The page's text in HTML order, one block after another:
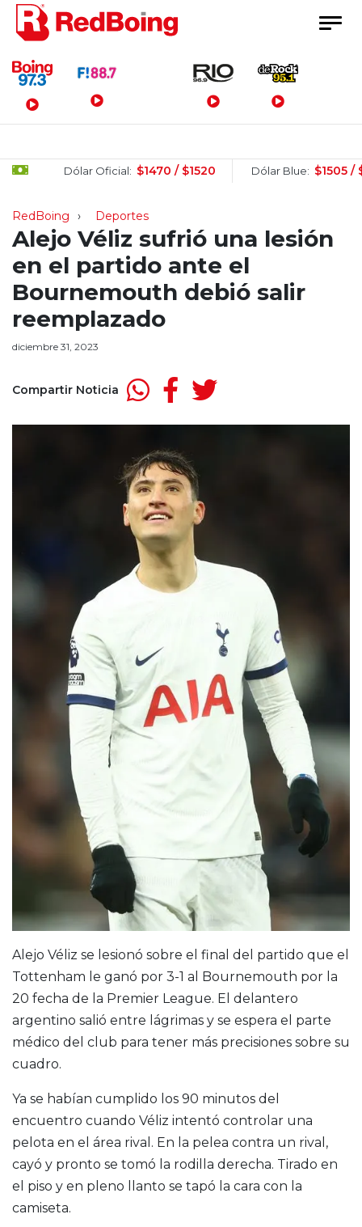
Menú Principal
Dólar Oficial: $1470 / $1520 Dólar Blue: $1505 / $1525
RedBoing Deportes
Alejo Véliz sufrió una lesión
en el partido ante el
Bournemouth debió salir
reemplazado
diciembre 31, 2023
Compartir Noticia
Alejo Véliz se lesionó sobre el final del partido que el
Tottenham le ganó por 3-1 al Bournemouth por la
20 fecha de la Premier League. El delantero
argentino salió entre lágrimas y se espera el parte
médico del club para tener más precisiones sobre su
cuadro.
Ya se habían cumplido los 90 minutos del
encuentro cuando Véliz intentó controlar una
pelota en el área rival. En la pelea contra un rival,
cayó y pronto se tomó la rodilla derecha. Tirado en
el piso y en pleno llanto se tapó la cara con la
camiseta.